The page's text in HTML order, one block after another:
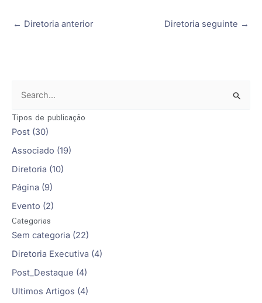
← Diretoria anterior Diretoria seguinte →
e
s
q
u
i
a
r
p
o
Tipos de publicação
Post (30)
Associado (19)
Diretoria (10)
Página (9)
Evento (2)
Categorias
Sem categoria (22)
Diretoria Executiva (4)
Post_Destaque (4)
Ultimos Artigos (4)